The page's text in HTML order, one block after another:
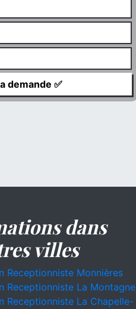
dans
villes
Receptionniste Monnières
Receptionniste La Montagne
Receptionniste La Chapelle-